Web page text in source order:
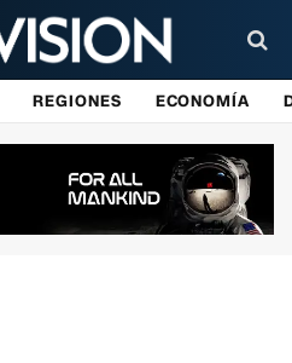
REGIONES ECONOMÍA